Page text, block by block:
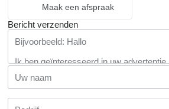
Maak een afspraak
Bericht verzenden